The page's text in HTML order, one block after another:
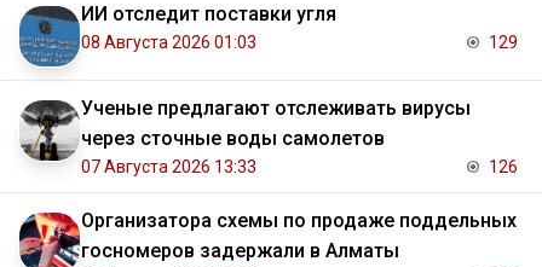
ИИ отследит поставки угля
08 Августа 2026 01:03 129
Ученые предлагают отслеживать вирусы
через сточные воды самолетов
07 Августа 2026 13:33 126
Организатора схемы по продаже поддельных
госномеров задержали в Алматы